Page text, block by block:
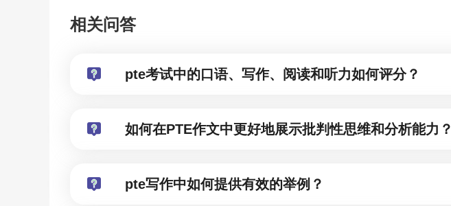
相关问答
pte考试中的口语、写作、阅读和听力如何评分？
如何在PTE作文中更好地展示批判性思维和分析能力？
pte写作中如何提供有效的举例？